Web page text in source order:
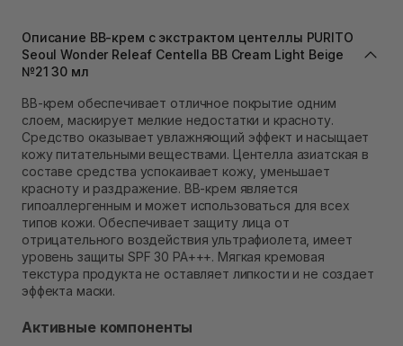
Самовывоз г. Львов ул. Степана Бандеры 43
В наличии
Самовывоз Ровно
В наличии
Самовывоз г. Ровно, ул. Кулика и Гудачека 23 (ТЦ
Экватор)
Описание ВВ-крем с экстрактом центеллы PURITO
Seoul Wonder Releaf Centella BB Cream Light Beige
№21 30 мл
ВВ-крем обеспечивает отличное покрытие одним
слоем, маскирует мелкие недостатки и красноту.
Средство оказывает увлажняющий эффект и насыщает
кожу питательными веществами. Центелла азиатская в
составе средства успокаивает кожу, уменьшает
красноту и раздражение. ВВ-крем является
гипоаллергенным и может использоваться для всех
типов кожи. Обеспечивает защиту лица от
отрицательного воздействия ультрафиолета, имеет
уровень защиты SPF 30 PA+++. Мягкая кремовая
текстура продукта не оставляет липкости и не создает
эффекта маски.
Активные компоненты